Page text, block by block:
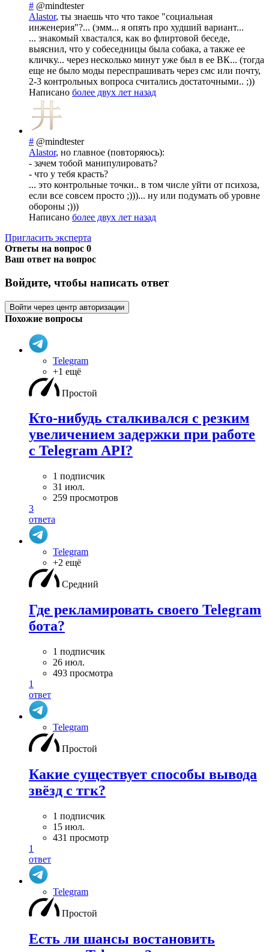
# @mindtester
Alastor, ты знаешь что что такое "социальная
инженерия"?... (эмм... я опять про худший вариант...
... знакомый хвастался, как во флиртовой беседе,
выяснил, что у собеседницы была собака, а также ее
кличку... через несколько минут уже был в ее ВК... (тогда
еще не было моды переспрашивать через смс или почту,
2-3 контрольных вопроса считались достаточными.. ;))
Написано более двух лет назад
# @mindtester
Alastor, но главное (повторяюсь):
- зачем тобой манипулировать?
- что у тебя красть?
... это контрольные точки.. в том числе уйти от психоза,
если все совсем просто ;)))... ну или подумать об уровне
обороны ;)))
Написано более двух лет назад
Пригласить эксперта
Ответы на вопрос 0
Ваш ответ на вопрос
Войдите, чтобы написать ответ
Войти через центр авторизации
Похожие вопросы
Telegram
+1 ещё
Простой
Кто-нибудь сталкивался с резким
увеличением задержки при работе
с Telegram API?
1 подписчик
31 июл.
259 просмотров
3
ответа
Telegram
+2 ещё
Средний
Где рекламировать своего Telegram
бота?
1 подписчик
26 июл.
493 просмотра
1
ответ
Telegram
Простой
Какие существует способы вывода
звёзд с тгк?
1 подписчик
15 июл.
431 просмотр
1
ответ
Telegram
Простой
Есть ли шансы востановить